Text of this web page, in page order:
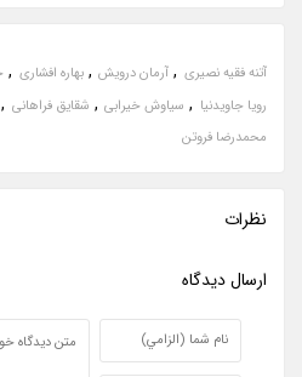
آتنه فقیه نصیری , آرمان درویش ,بهاره افشاری ,
رویا جاویدنیا , سیاوش خیرابی , شقایق فراهانی ,
محمدرضا فروتن
نظرات
ارسال ديدگاه